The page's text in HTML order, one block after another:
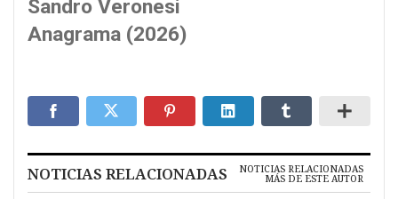
Sandro Veronesi
Anagrama (2026)
NOTICIAS RELACIONADAS NOTICIAS RELACIONADAS
MÁS DE ESTE AUTOR